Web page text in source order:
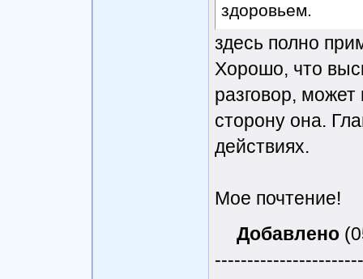
здоровьем.
здесь полно
Хорошо, что
разговор,
сторону она.
действиях.
Мое почтение!
Добавлено